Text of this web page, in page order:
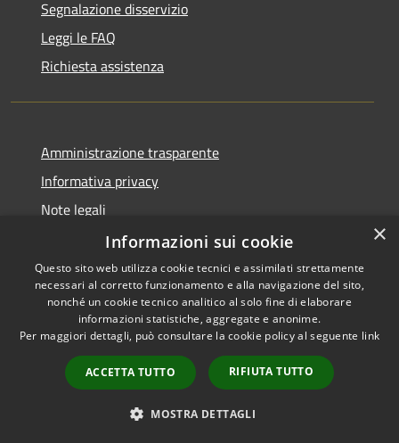
Segnalazione disservizio
Leggi le FAQ
Richiesta assistenza
Amministrazione trasparente
Informativa privacy
Note legali
Dichiarazione di accessibilità
RSS
Accessibilità
Copyright © 2026 • Comune di
Pero • Powered by
Municipium•
Accesso
redazione
×
Informazioni sui cookie
Questo sito web utilizza cookie tecnici e assimilati strettamente
necessari al corretto funzionamento e alla navigazione del sito,
nonché un cookie tecnico analitico al solo fine di elaborare
informazioni statistiche, aggregate e anonime.
Per maggiori dettagli, può consultare la cookie policy al seguente link
ACCETTA TUTTO RIFIUTA TUTTO
MOSTRA DETTAGLI